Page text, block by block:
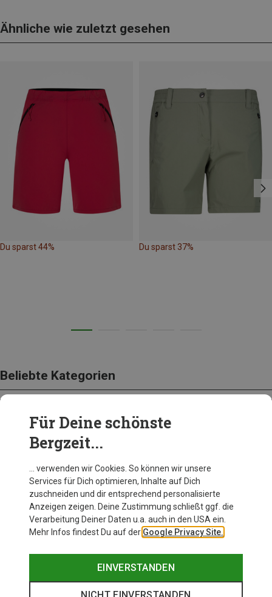
Ähnliche wie zuletzt gesehen
Du sparst 44% Du sparst 37%
Beliebte Kategorien
BEKLEIDUNG
Für Deine schönste
Bergzeit...
… verwenden wir Cookies. So können wir unsere
Services für Dich optimieren, Inhalte auf Dich
zuschneiden und dir entsprechend personalisierte
Anzeigen zeigen. Deine Zustimmung schließt ggf. die
Verarbeitung Deiner Daten u.a. auch in den USA ein.
Mehr Infos findest Du auf der Google Privacy Site.
EINVERSTANDEN